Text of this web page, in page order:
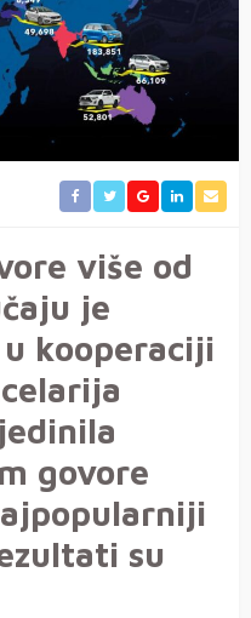
više od
je
kooperaciji
govore
su